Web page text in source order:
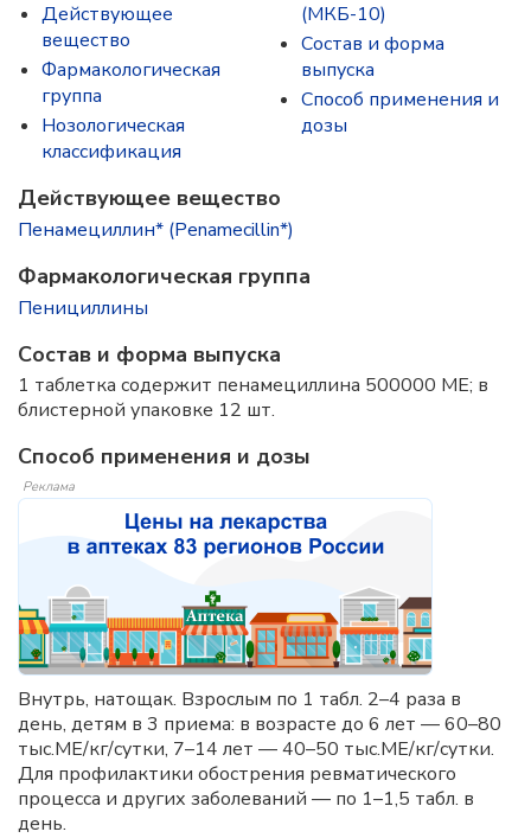
Действующее
вещество
Фармакологическая
группа
Нозологическая
классификация
(МКБ-10)
Состав и форма
выпускa
Способ применения и
дозы
Действующее вещество
Пенамециллин* (Penamecillin*)
Фармакологическая группа
Пенициллины
Состав и форма выпускa
1 таблетка содержит пенамециллина 500000 МЕ; в
блистерной упаковке 12 шт.
Способ применения и дозы
Реклама
Внутрь, натощак. Взрослым по 1 табл. 2–4 раза в
день, детям в 3 приема: в возрасте до 6 лет — 60–80
тыс.МЕ/кг/сутки, 7–14 лет — 40–50 тыс.МЕ/кг/сутки.
Для профилактики обострения ревматического
процесса и других заболеваний — по 1–1,5 табл. в
день.